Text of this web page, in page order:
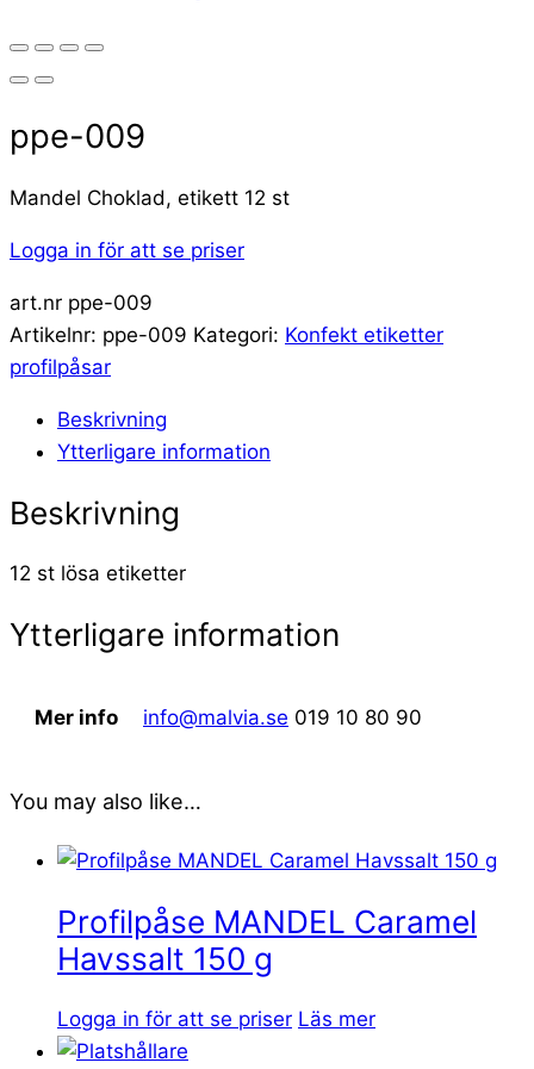
ppe-009
Mandel Choklad, etikett 12 st
Logga in för att se priser
art.nr ppe-009
Artikelnr: ppe-009 Kategori: Konfekt etiketter
profilpåsar
Beskrivning
Ytterligare information
Beskrivning
12 st lösa etiketter
Ytterligare information
Mer info info@malvia.se 019 10 80 90
You may also like…
Profilpåse MANDEL Caramel
Havssalt 150 g
Logga in för att se priser Läs mer